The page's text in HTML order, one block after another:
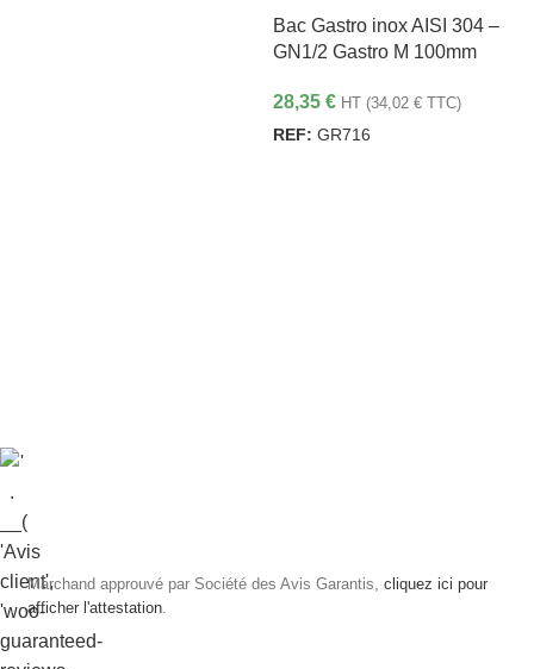
Bac Gastro inox AISI 304 –
GN1/2 Gastro M 100mm
28,35 € HT (34,02 € TTC)
REF: GR716
Marchand approuvé par Société des Avis Garantis, cliquez ici pour
afficher l'attestation